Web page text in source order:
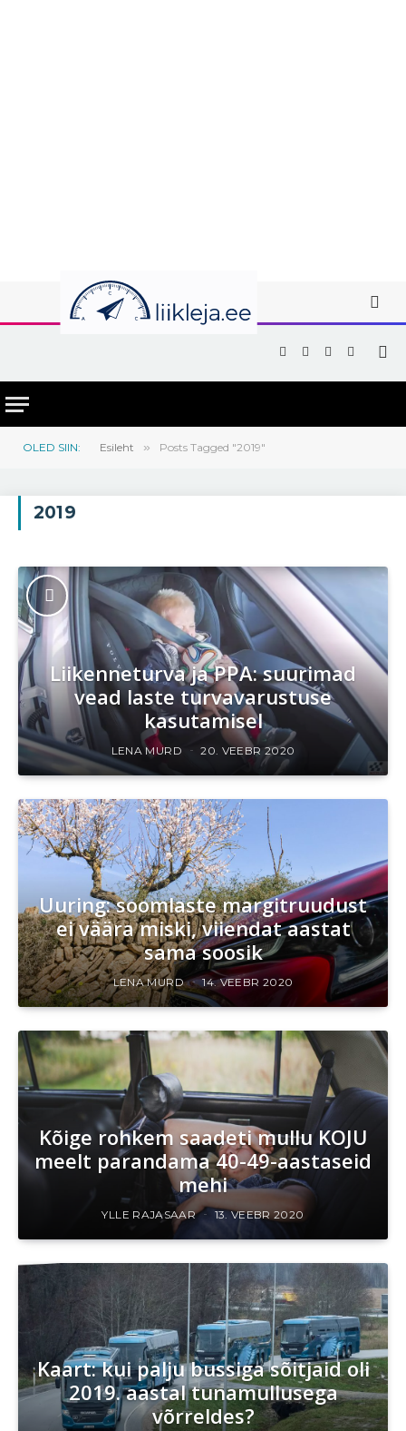
Facebook
X
(Twitter)
Instagram
YouTube
OLED SIIN: Esileht » Posts Tagged "2019"
2019
Liikenneturva ja PPA: suurimad
vead laste turvavarustuse
kasutamisel
LENA MURD 20. VEEBR 2020
Uuring: soomlaste margitruudust
ei väära miski, viiendat aastat
sama soosik
LENA MURD 14. VEEBR 2020
Kõige rohkem saadeti mullu KOJU
meelt parandama 40-49-aastaseid
mehi
YLLE RAJASAAR 13. VEEBR 2020
Kaart: kui palju bussiga sõitjaid oli
2019. aastal tunamullusega
võrreldes?